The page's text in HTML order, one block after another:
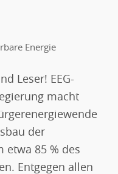
Energie
Leser! EEG-
macht
der
etwa 85 % des
Entgegen allen